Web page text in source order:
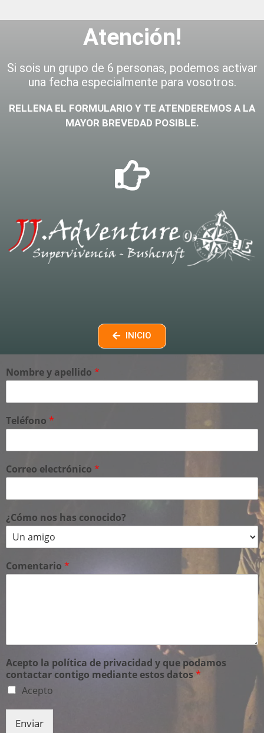
Atención!
Si sois un grupo de 6 personas, podemos activar
una fecha especialmente para vosotros.
RELLENA EL FORMULARIO Y TE ATENDEREMOS A LA
MAYOR BREVEDAD POSIBLE.
INICIO
Nombre y apellido *
Teléfono *
Correo electrónico *
¿Cómo nos has conocido?
Comentario *
Acepto la política de privacidad y que podamos
contactar contigo mediante estos datos*
Acepto
Enviar